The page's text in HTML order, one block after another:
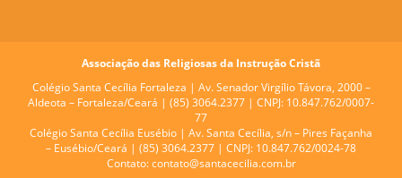
Associação das Religiosas da Instrução Cristã
Colégio Santa Cecília Fortaleza | Av. Senador Virgílio Távora, 2000 –
Aldeota – Fortaleza/Ceará | (85) 3064.2377 | CNPJ: 10.847.762/0007-
77
Colégio Santa Cecília Eusébio | Av. Santa Cecília, s/n – Pires Façanha
– Eusébio/Ceará | (85) 3064.2377 | CNPJ: 10.847.762/0024-78
Contato: contato@santacecilia.com.br